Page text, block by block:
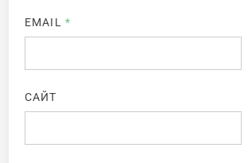
EMAIL *
САЙТ